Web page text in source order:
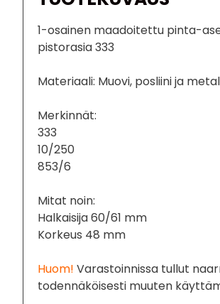
1-osainen maadoitettu pinta-
pistorasia 333
Materiaali: Muovi, posliini ja
Merkinnät:
333
10/250
853/6
Mitat noin:
Halkaisija 60/61 mm
Korkeus 48 mm
Huom! Varastoinnissa tullut
todennäköisesti muuten